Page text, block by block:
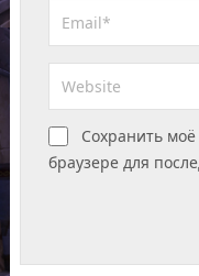
Сохранить
браузере для